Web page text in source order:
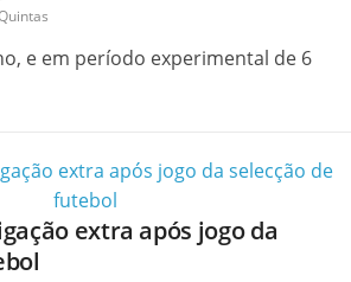
e em período experimental de 6
extra após jogo da